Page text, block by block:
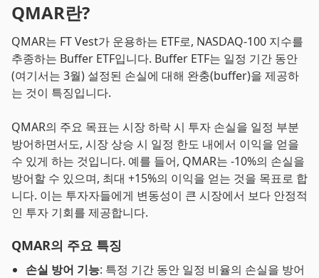
QMAR란?
QMAR는 FT Vest가 운용하는 ETF로, NASDAQ-100 지수를
추종하는 Buffer ETF입니다. Buffer ETF는 일정 기간 동안
(여기서는 3월) 설정된 손실에 대해 완충(buffer)을 제공하
는 것이 특징입니다.
QMAR의 주요 목표는 시장 하락 시 투자 손실을 일정 부분
방어하면서도, 시장 상승 시 일정 한도 내에서 이익을 얻을
수 있게 하는 것입니다. 예를 들어, QMAR는 -10%의 손실을
방어할 수 있으며, 최대 +15%의 이익을 얻는 것을 목표로 합
니다. 이는 투자자들에게 변동성이 큰 시장에서 보다 안정적
인 투자 기회를 제공합니다.
QMAR의 주요 특징
손실 방어 기능: 특정 기간 동안 일정 비율의 손실을 방어